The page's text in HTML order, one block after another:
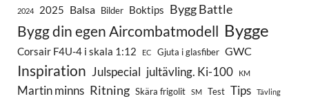
2024 2025 Balsa Bilder Boktips Bygg Battle
Bygg din egen Aircombatmodell Bygge
Corsair F4U-4 i skala 1:12 EC Gjuta i glasfiber GWC
Inspiration Julspecial jultävling. Ki-100 KM
Martin minns Ritning Skära frigolit SM Test Tips Tävling